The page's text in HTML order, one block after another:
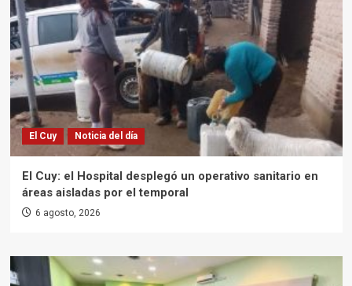
El Cuy Noticia del día
El Cuy: el Hospital desplegó un operativo sanitario en
áreas aisladas por el temporal
6 agosto, 2026